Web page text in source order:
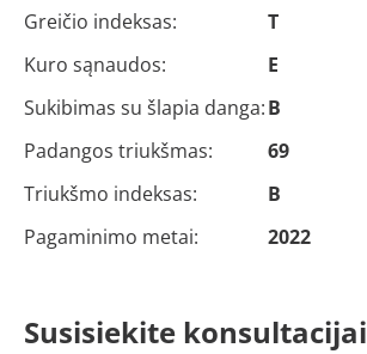
Greičio indeksas:
T
Kuro sąnaudos:
E
Sukibimas su šlapia danga:B
Padangos triukšmas:
69
Triukšmo indeksas:
B
Pagaminimo metai:
2022
Susisiekite konsultacijai